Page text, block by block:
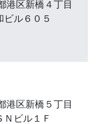
港区新橋４丁目
ビル６０５
港区新橋５丁目
Ｎビル１Ｆ